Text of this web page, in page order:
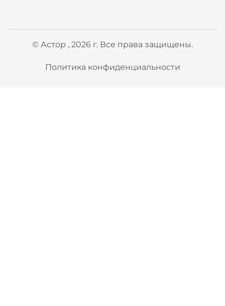
© Астор , 2026 г. Все права защищены.
Политика конфиденциальности